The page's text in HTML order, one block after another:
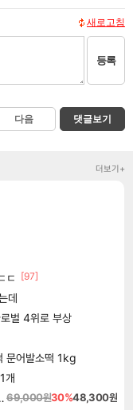
새로고침
등록
다음 댓글보기
더보기+
ㄷ
[97]
데
벌 4위로 부상
문어발소떡 1kg
개
Collection69,000원30%48,300원